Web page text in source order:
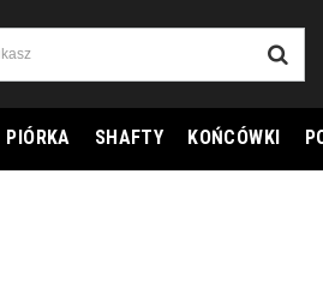
PIÓRKA SHAFTY KOŃCÓWKI